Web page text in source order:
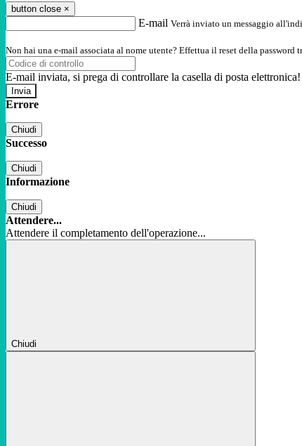
button close ×
E-mail Verrà inviato un messaggio
Non hai una e-mail associata al nome utente? Effettua il reset della password
E-mail inviata, si prega di controllare la casella di posta elettronica!
Errore
Chiudi
Successo
Chiudi
Informazione
Chiudi
Attendere...
Attendere il completamento dell'operazione...
Chiudi